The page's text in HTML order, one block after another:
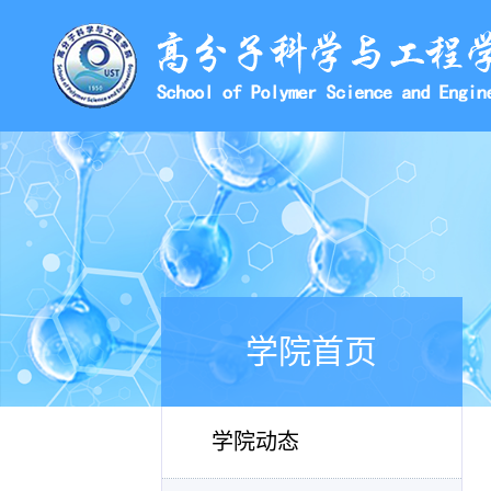
学院首页
学院动态